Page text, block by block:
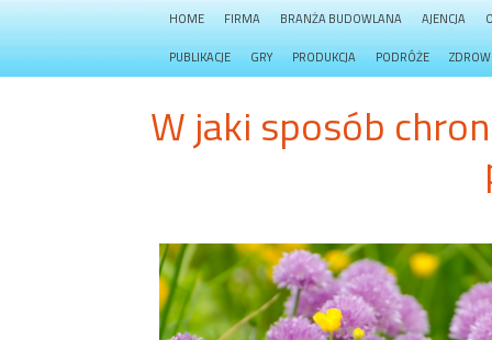
HOME FIRMA BRANŻA BUDOWLANA AJENCJA
PUBLIKACJE GRY PRODUKCJA PODRÓŻE
W jaki sposób